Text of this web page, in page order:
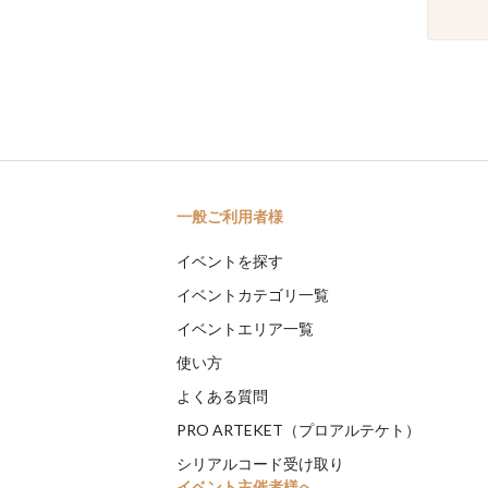
一般ご利用者様
イベントを探す
イベントカテゴリ一覧
イベントエリア一覧
使い方
よくある質問
PRO ARTEKET（プロアルテケト）
シリアルコード受け取り